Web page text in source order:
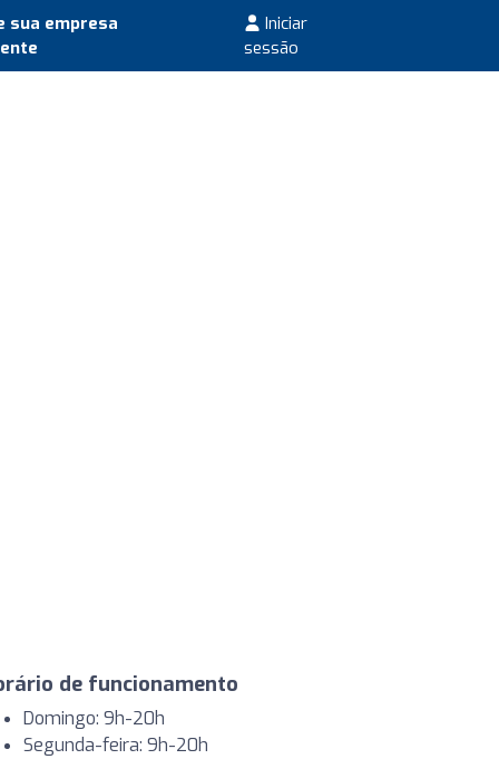
sua empresa
Iniciar
sessão
de funcionamento
Domingo: 9h-20h
Segunda-feira: 9h-20h